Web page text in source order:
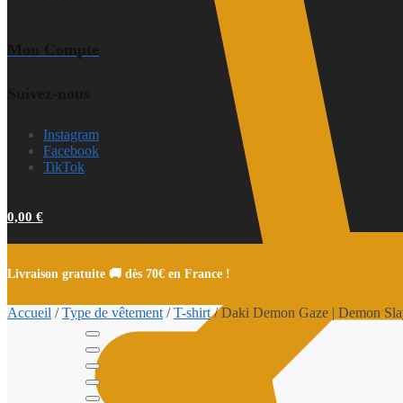
Instagram
Facebook
TikTok
0,00 €
Livraison gratuite 🚚 dès 70€ en France !
Accueil /Type de vêtement /T-shirt/Daki Demon Gaze | Demon